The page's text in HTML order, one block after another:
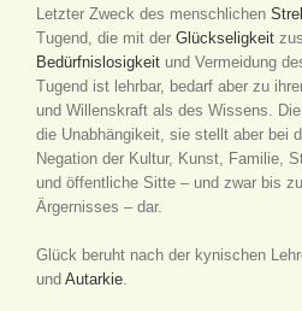
Letzter Zweck des menschlichen
Tugend, die mit der Glückseligkeit
Bedürfnislosigkeit und Vermeidung
Tugend ist lehrbar, bedarf aber zu
und Willenskraft als des Wissens.
die Unabhängikeit, sie stellt aber bei
Negation der Kultur, Kunst, Familie,
und öffentliche Sitte – und zwar bis
Ärgernisses – dar.
Glück beruht nach der kynischen
und Autarkie